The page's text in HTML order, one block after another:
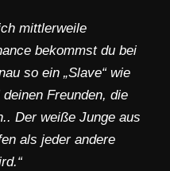
mittlerweile
bekommst du bei
so ein „Slave“ wie
Freunden, die
Der weiße Junge aus
als jeder andere